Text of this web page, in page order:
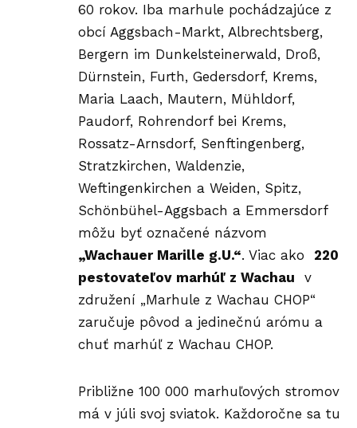
60 rokov. Iba marhule pochádzajúce z
obcí Aggsbach-Markt, Albrechtsberg,
Bergern im Dunkelsteinerwald, Droß,
Dürnstein, Furth, Gedersdorf, Krems,
Maria Laach, Mautern, Mühldorf,
Paudorf, Rohrendorf bei Krems,
Rossatz-Arnsdorf, Senftingenberg,
Stratzkirchen, Waldenzie,
Weftingenkirchen a Weiden, Spitz,
Schönbühel-Aggsbach a Emmersdorf
môžu byť označené názvom
„Wachauer Marille g.U.“. Viac ako 220
pestovateľov marhúľ z Wachau v
združení „Marhule z Wachau CHOP“
zaručuje pôvod a jedinečnú arómu a
chuť marhúľ z Wachau CHOP.
Približne 100 000 marhuľových stromov
má v júli svoj sviatok. Každoročne sa tu